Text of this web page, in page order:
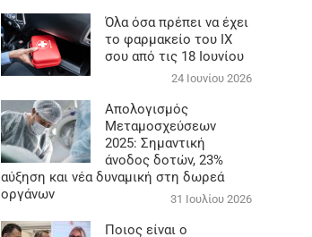
Όλα όσα πρέπει να έχει
το φαρμακείο του ΙΧ
σου από τις 18 Ιουνίου
24 Ιουνίου 2026
Απολογισμός
Μεταμοσχεύσεων
2025: Σημαντική
άνοδος δοτών, 23%
αύξηση και νέα δυναμική στη δωρεά
οργάνων
31 Ιουλίου 2026
Ποιος είναι ο